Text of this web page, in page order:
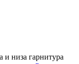
и низа гарнитура